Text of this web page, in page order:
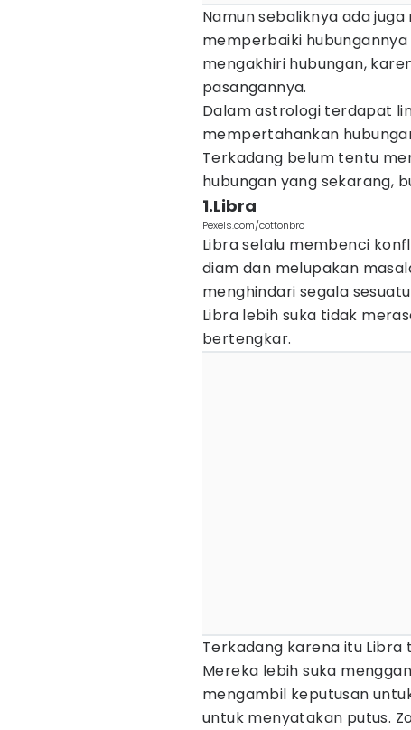
Namun sebaliknya ada
memperbaiki
mengakhiri hubungan,
pasangannya.
Dalam astrologi terdapat
mempertahankan
Terkadang belum tentu
hubungan yang sekarang,
1.Libra
Pexels.com/cottonbro
Libra selalu membenci
diam dan melupakan
menghindari segala
Libra lebih suka tidak
bertengkar.
Terkadang karena itu
Mereka lebih suka
mengambil keputusan
untuk menyatakan putus.